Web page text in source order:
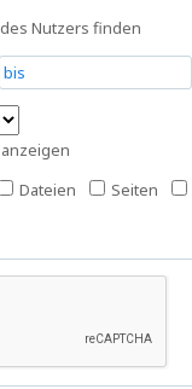
Nutzers finden
Dateien Seiten